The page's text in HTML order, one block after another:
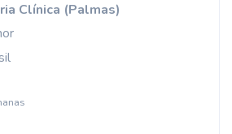
Clínica (Palmas)